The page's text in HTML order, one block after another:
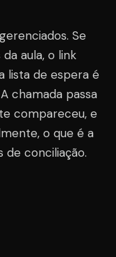
Se
aula, o link
lista de espera é
chamada passa
compareceu, e
o que é a
de conciliação.